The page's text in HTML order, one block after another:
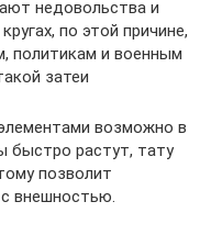
недовольства и
по этой причине,
политикам и военным
затеи
возможно в
быстро растут, тату
позволит
внешностью.